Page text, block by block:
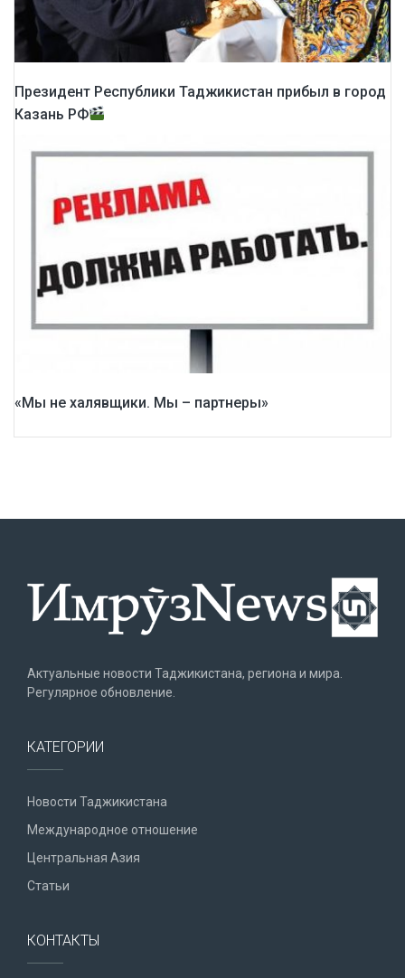
Президент Республики Таджикистан прибыл в город
Казань РФ
«Мы не халявщики. Мы – партнеры»
Актуальные новости Таджикистана, региона и мира.
Регулярное обновление.
КАТЕГОРИИ
Новости Таджикистана
Международное отношение
Центральная Азия
Статьи
КОНТАКТЫ